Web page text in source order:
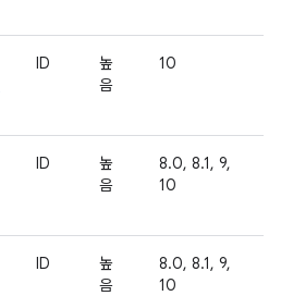
ID
높
음
10
ID
높
음
8.0, 8.1, 9,
10
ID
높
음
8.0, 8.1, 9,
10